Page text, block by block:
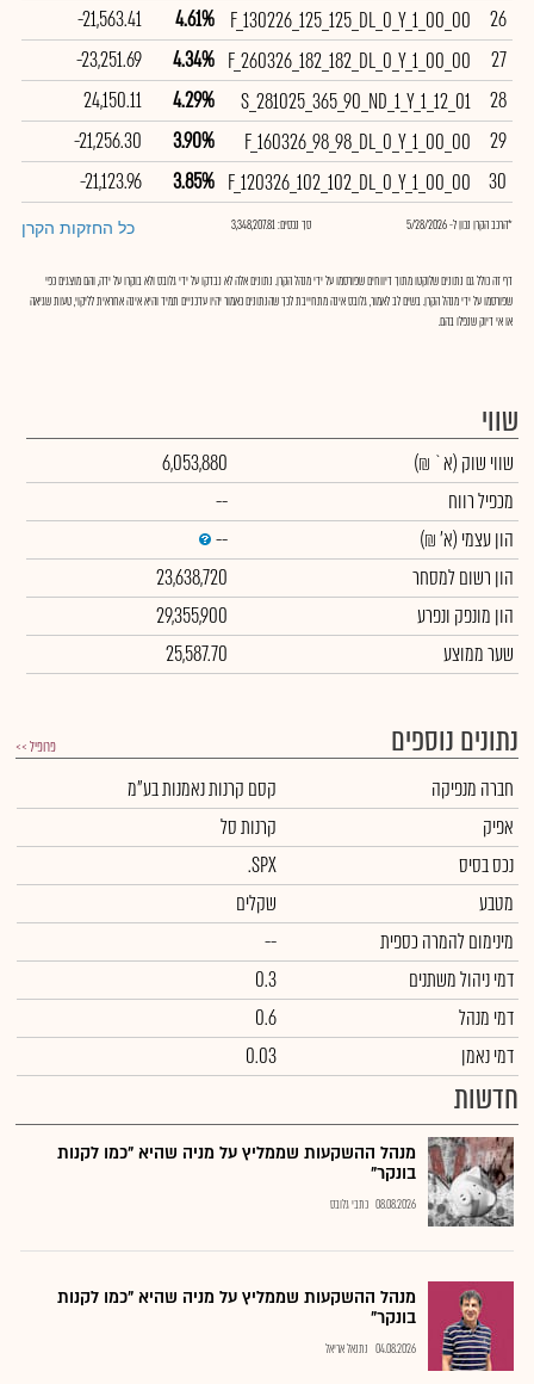
26
F_130226_125_125_DL_0_Y_1_00_00
4.61%
-21,563.41
27
F_260326_182_182_DL_0_Y_1_00_00
4.34%
-23,251.69
28
S_281025_365_90_ND_1_Y_1_12_01
4.29%
24,150.11
29
F_160326_98_98_DL_0_Y_1_00_00
3.90%
-21,256.30
30
F_120326_102_102_DL_0_Y_1_00_00
3.85%
-21,123.96
*הרכב הקרן נכון ל- 5/28/2026 סך נכסים: 3,348,207.81 כל החזקות הקרן
דף זה כולל גם נתונים שלוקטו מתוך דיווחים שפורסמו על ידי מנהל הקרן. נתונים אלה לא נבדקו על ידי גלובס ולא בוקרו על ידה, והם מוצגים כפי
שפורסמו על ידי מנהל הקרן. בשים לב לאמור, גלובס אינה מתחייבת לכך שהנתונים כאמור יהיו עדכניים תמיד והיא אינה אחראית לליקוי, טעות שגיאה
או אי דיוק שנפלו בהם.
שווי
שווי שוק (א` ₪)
6,053,880
מכפיל רווח
--
הון עצמי (א' ₪)
--
הון רשום למסחר
23,638,720
הון מונפק ונפרע
29,355,900
שער ממוצע
25,587.70
נתונים נוספים פרופיל >>
חברה מנפיקה
קסם קרנות נאמנות בע"מ
אפיק
קרנות סל
נכס בסיס
.SPX
מטבע
שקלים
מינימום להמרה כספית
--
דמי ניהול משתנים
0.3
דמי מנהל
0.6
דמי נאמן
0.03
חדשות
מנהל ההשקעות שממליץ על מניה שהיא "כמו לקנות
בונקר"
08.08.2026 כתבי גלובס
מנהל ההשקעות שממליץ על מניה שהיא "כמו לקנות
בונקר"
04.08.2026 נתנאל אריאל